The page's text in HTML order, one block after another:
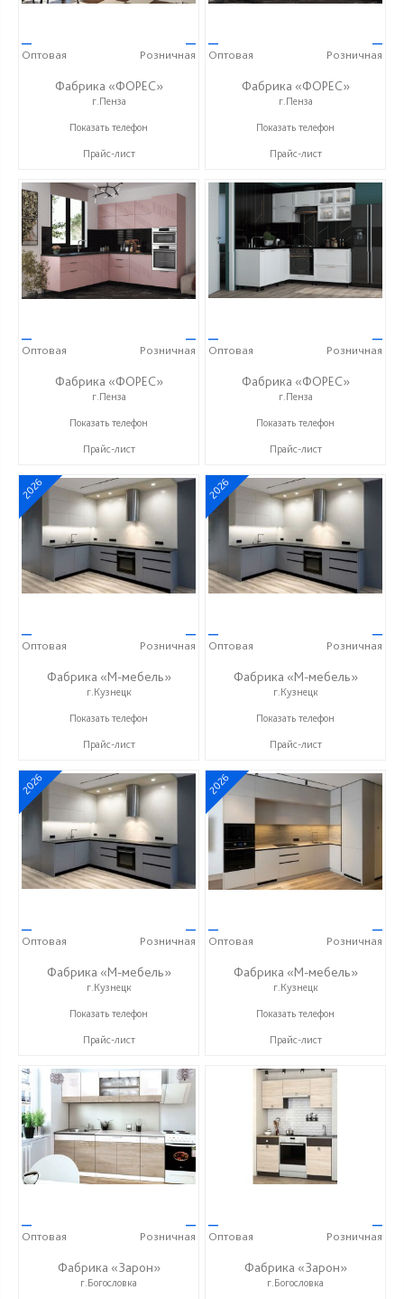
—
Оптовая
—
Розничная
Фабрика «ФОРЕС»
г.Пенза
+7 (8412) 73-85-16
Показать телефон
Прайс-лист
—
Оптовая
—
Розничная
Фабрика «ФОРЕС»
г.Пенза
+7 (8412) 73-85-16
Показать телефон
Прайс-лист
—
Оптовая
—
Розничная
Фабрика «ФОРЕС»
г.Пенза
+7 (8412) 73-85-16
Показать телефон
Прайс-лист
—
Оптовая
—
Розничная
Фабрика «ФОРЕС»
г.Пенза
+7 (8412) 73-85-16
Показать телефон
Прайс-лист
2026
—
Оптовая
—
Розничная
Фабрика «М-мебель»
г.Кузнецк
+7 (902) 349-19-19
Показать телефон
Прайс-лист
2026
—
Оптовая
—
Розничная
Фабрика «М-мебель»
г.Кузнецк
+7 (902) 349-19-19
Показать телефон
Прайс-лист
2026
—
Оптовая
—
Розничная
Фабрика «М-мебель»
г.Кузнецк
+7 (902) 349-19-19
Показать телефон
Прайс-лист
2026
—
Оптовая
—
Розничная
Фабрика «М-мебель»
г.Кузнецк
+7 (902) 349-19-19
Показать телефон
Прайс-лист
—
Оптовая
—
Розничная
Фабрика «Зарон»
г.Богословка
—
Оптовая
—
Розничная
Фабрика «Зарон»
г.Богословка